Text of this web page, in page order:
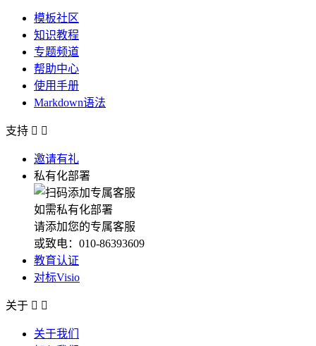
模板社区
知识教程
专题频道
帮助中心
使用手册
Markdown语法
支持  
邀请有礼
私有化部署
如需私有化部署
请添加您的专属客服
或致电：010-86393609
教育认证
对标Visio
关于  
关于我们